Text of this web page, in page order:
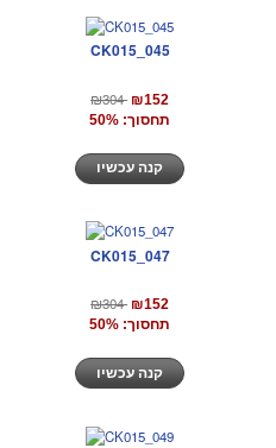
CK015_045
₪304 ₪152
תחסוך: 50%
CK015_047
₪304 ₪152
תחסוך: 50%